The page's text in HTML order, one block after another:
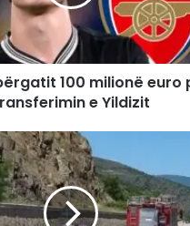
100 milionë euro
e Yildizit